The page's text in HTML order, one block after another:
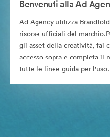
Benvenuti alla Ad
Ad Agency utilizza
risorse ufficiali del
gli asset della creatività, fai
accesso sopra e completa il
tutte le linee guida per l'uso.